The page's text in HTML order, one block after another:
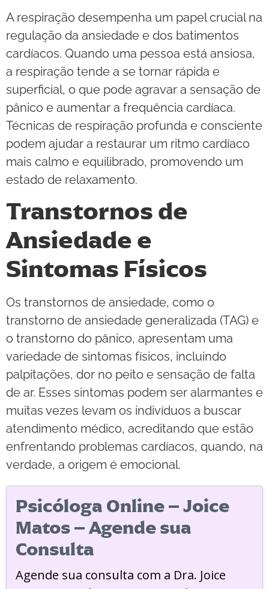
A respiração desempenha um papel crucial na
regulação da ansiedade e dos batimentos
cardíacos. Quando uma pessoa está ansiosa,
a respiração tende a se tornar rápida e
superficial, o que pode agravar a sensação de
pânico e aumentar a frequência cardíaca.
Técnicas de respiração profunda e consciente
podem ajudar a restaurar um ritmo cardíaco
mais calmo e equilibrado, promovendo um
estado de relaxamento.
Transtornos de
Ansiedade e
Sintomas Físicos
Os transtornos de ansiedade, como o
transtorno de ansiedade generalizada (TAG) e
o transtorno do pânico, apresentam uma
variedade de sintomas físicos, incluindo
palpitações, dor no peito e sensação de falta
de ar. Esses sintomas podem ser alarmantes e
muitas vezes levam os indivíduos a buscar
atendimento médico, acreditando que estão
enfrentando problemas cardíacos, quando, na
verdade, a origem é emocional.
Psicóloga Online – Joice
Matos – Agende sua
Consulta
Agende sua consulta com a Dra. Joice